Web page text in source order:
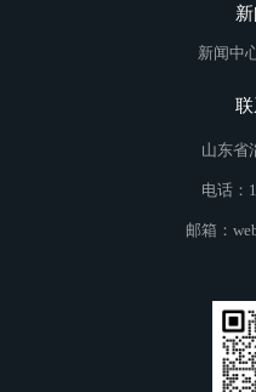
新闻中
山东省
电话：
邮箱：